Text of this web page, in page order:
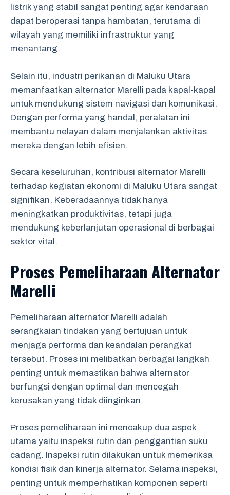
listrik yang stabil sangat penting agar kendaraan
dapat beroperasi tanpa hambatan, terutama di
wilayah yang memiliki infrastruktur yang
menantang.
Selain itu, industri perikanan di Maluku Utara
memanfaatkan alternator Marelli pada kapal-kapal
untuk mendukung sistem navigasi dan komunikasi.
Dengan performa yang handal, peralatan ini
membantu nelayan dalam menjalankan aktivitas
mereka dengan lebih efisien.
Secara keseluruhan, kontribusi alternator Marelli
terhadap kegiatan ekonomi di Maluku Utara sangat
signifikan. Keberadaannya tidak hanya
meningkatkan produktivitas, tetapi juga
mendukung keberlanjutan operasional di berbagai
sektor vital.
Proses Pemeliharaan Alternator
Marelli
Pemeliharaan alternator Marelli adalah
serangkaian tindakan yang bertujuan untuk
menjaga performa dan keandalan perangkat
tersebut. Proses ini melibatkan berbagai langkah
penting untuk memastikan bahwa alternator
berfungsi dengan optimal dan mencegah
kerusakan yang tidak diinginkan.
Proses pemeliharaan ini mencakup dua aspek
utama yaitu inspeksi rutin dan penggantian suku
cadang. Inspeksi rutin dilakukan untuk memeriksa
kondisi fisik dan kinerja alternator. Selama inspeksi,
penting untuk memperhatikan komponen seperti